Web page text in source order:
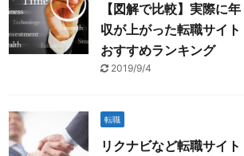
【図解で比較】実際に年
収が上がった転職サイト
おすすめランキング
2019/9/4
転職
リクナビなど転職サイト